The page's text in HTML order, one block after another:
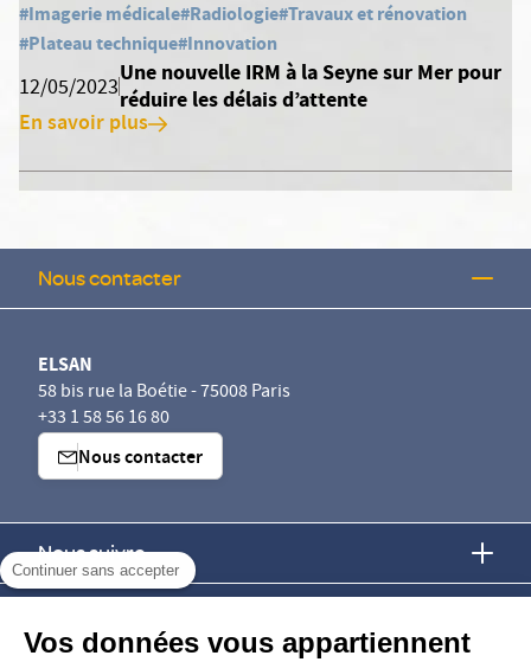
Continuer sans accepter
Vos données vous appartiennent
#Imagerie médicale#Radiologie#Travaux et rénovation
#Plateau technique#Innovation
12/05/2023
Une nouvelle IRM à la Seyne sur Mer pour
réduire les délais d’attente
En savoir plus
Nous contacter
ELSAN
58 bis rue la Boétie - 75008 Paris
+33 1 58 56 16 80
Nous contacter
Nous suivre